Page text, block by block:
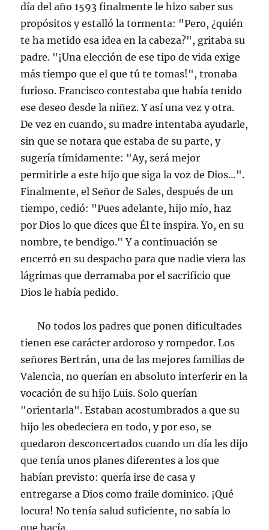
día del año 1593 finalmente le hizo saber sus
propósitos y estalló la tormenta: "Pero, ¿quién
te ha metido esa idea en la cabeza?", gritaba su
padre. "¡Una elección de ese tipo de vida exige
más tiempo que el que tú te tomas!", tronaba
furioso. Francisco contestaba que había tenido
ese deseo desde la niñez. Y así una vez y otra.
De vez en cuando, su madre intentaba ayudarle,
sin que se notara que estaba de su parte, y
sugería tímidamente: "Ay, será mejor
permitirle a este hijo que siga la voz de Dios…".
Finalmente, el Señor de Sales, después de un
tiempo, cedió: "Pues adelante, hijo mío, haz
por Dios lo que dices que Él te inspira. Yo, en su
nombre, te bendigo." Y a continuación se
encerró en su despacho para que nadie viera las
lágrimas que derramaba por el sacrificio que
Dios le había pedido.
No todos los padres que ponen dificultades
tienen ese carácter ardoroso y rompedor. Los
señores Bertrán, una de las mejores familias de
Valencia, no querían en absoluto interferir en la
vocación de su hijo Luis. Solo querían
"orientarla". Estaban acostumbrados a que su
hijo les obedeciera en todo, y por eso, se
quedaron desconcertados cuando un día les dijo
que tenía unos planes diferentes a los que
habían previsto: quería irse de casa y
entregarse a Dios como fraile dominico. ¡Qué
locura! No tenía salud suficiente, no sabía lo
que hacía.